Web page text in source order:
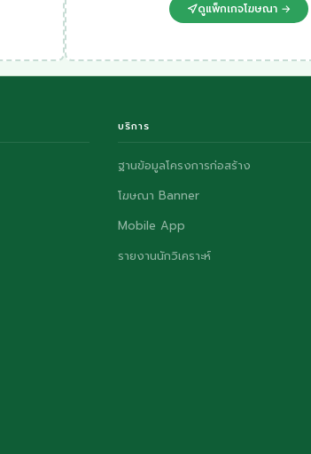
ดูแพ็กเกจโฆษณา →
บริการ
ฐานข้อมูลโครงการก่อสร้าง
โฆษณา Banner
Mobile App
รายงานนักวิเคราะห์